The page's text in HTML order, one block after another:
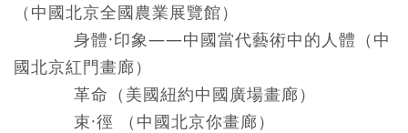
（中國北京全國農業展覽館）
身體·印象——中國當代藝術中的人體（中
國北京紅門畫廊）
革命（美國紐約中國廣場畫廊）
束·徑 （中國北京你畫廊）